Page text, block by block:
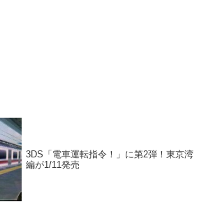
3DS「電車運転指令！」に第2弾！東京湾
編が1/11発売